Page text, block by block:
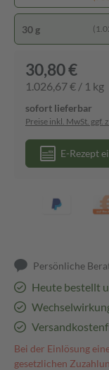
30 g
30,80 €
1.026,67 € / 1 kg
sofort lieferbar
Preise inkl. MwSt. ggf.
E-Rezept
Persönliche
Heute bestellt
Bei der Einlösung
gesetzlichen